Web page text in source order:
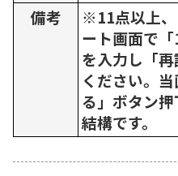
備考
※11点以上、
ート画面で
を入力し「
ください。
る」ボタン
結構です。